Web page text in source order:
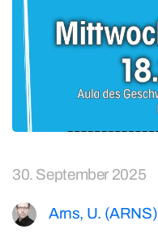
30. September 2025
Arns, U. (ARNS)